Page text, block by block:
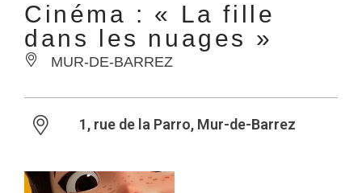
Cinéma : « La fille
dans les nuages »
MUR-DE-BARREZ
1, rue de la Parro, Mur-de-Barrez